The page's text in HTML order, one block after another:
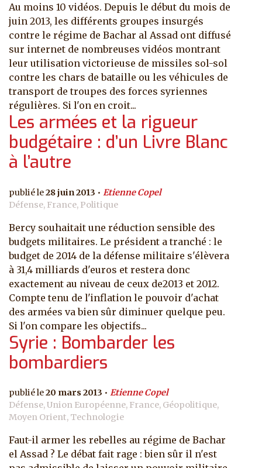
Au moins 10 vidéos. Depuis le début du mois de
juin 2013, les différents groupes insurgés
contre le régime de Bachar al Assad ont diffusé
sur internet de nombreuses vidéos montrant
leur utilisation victorieuse de missiles sol-sol
contre les chars de bataille ou les véhicules de
transport de troupes des forces syriennes
régulières. Si l'on en croit...
Les armées et la rigueur
budgétaire : d’un Livre Blanc
à l’autre
28 juin 2013
Etienne Copel
Défense, France, Politique
Bercy souhaitait une réduction sensible des
budgets militaires. Le président a tranché : le
budget de 2014 de la défense militaire s'élèvera
à 31,4 milliards d'euros et restera donc
exactement au niveau de ceux de2013 et 2012.
Compte tenu de l'inflation le pouvoir d'achat
des armées va bien sûr diminuer quelque peu.
Si l'on compare les objectifs...
Syrie : Bombarder les
bombardiers
20 mars 2013
Etienne Copel
Défense, Union Européenne, France, Géopolitique,
Moyen Orient, Technologie
Faut-il armer les rebelles au régime de Bachar
el Assad ? Le débat fait rage : bien sûr il n'est